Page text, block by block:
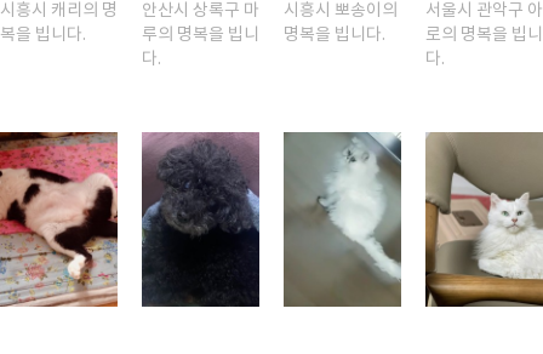
시흥시 캐리의 명
복을 빕니다.
안산시 상록구 마
루의 명복을 빕니
다.
시흥시 뽀송이의
명복을 빕니다.
서울시 관악구 아
로의 명복을 빕니
다.